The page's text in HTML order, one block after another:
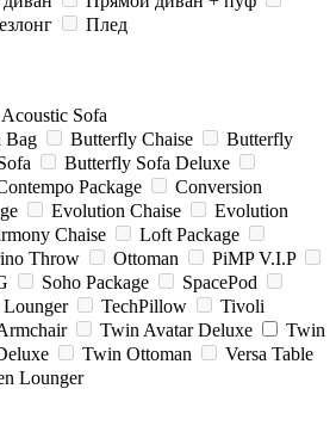
Плед
Acoustic Sofa
Bag Butterfly Chaise
Butterfly
Butterfly Sofa Deluxe
Package
Conversion
Evolution Chaise
Evolution
Chaise
Loft Package
Throw Ottoman
PiMP V.I.P
Soho Package
SpacePod
Lounger TechPillow
Tivoli
Twin Avatar Deluxe
Twin
Twin Ottoman
Versa Table
Lounger